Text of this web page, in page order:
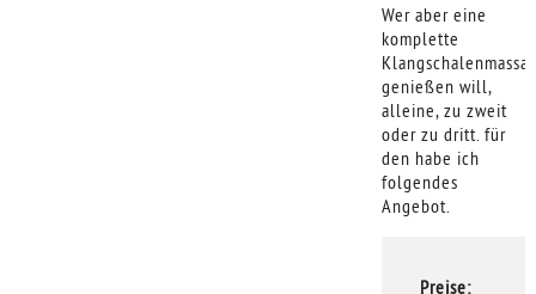
Wer aber eine
komplette
genießen will,
alleine, zu zweit
oder zu dritt. für
den habe ich
folgendes
Angebot.
Preise: